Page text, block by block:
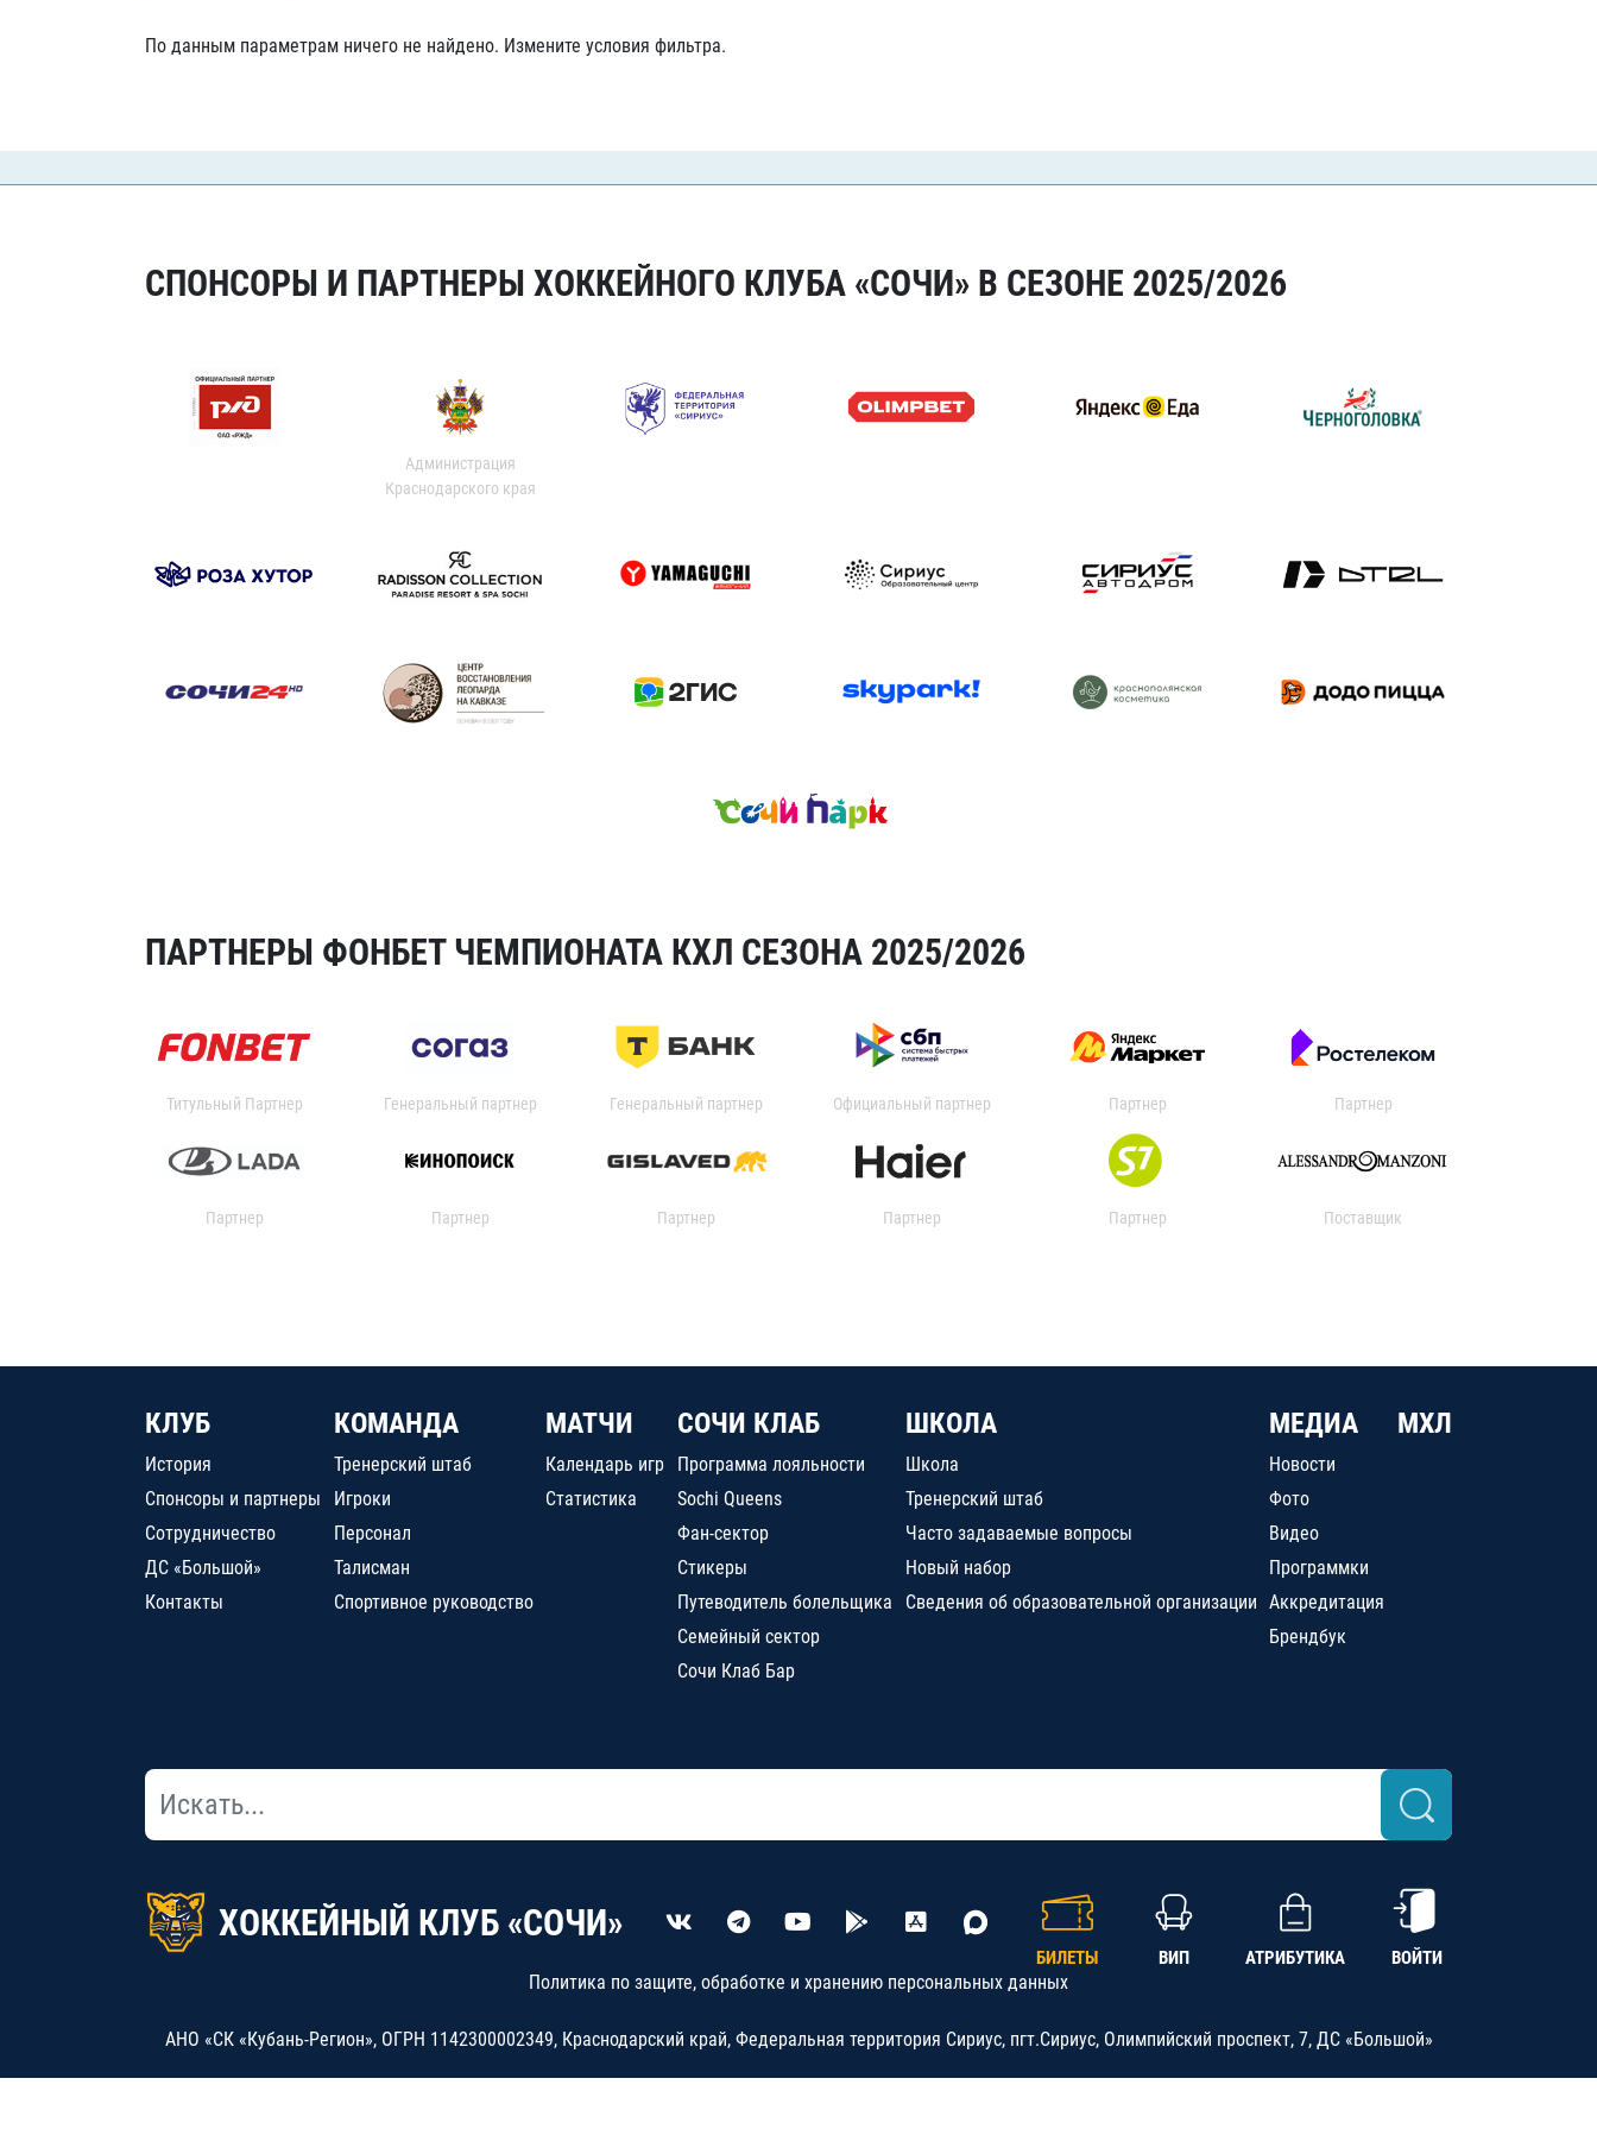
Северсталь Барыс
По данным параметрам ничего не найдено. Измените условия фильтра.
СПОНСОРЫ И ПАРТНЕРЫ ХОККЕЙНОГО КЛУБА «СОЧИ» В СЕЗОНЕ 2025/2026
Администрация
Краснодарского края
ПАРТНЕРЫ ФОНБЕТ ЧЕМПИОНАТА КХЛ СЕЗОНА 2025/2026
Титульный Партнер Генеральный партнер Генеральный партнер Официальный партнер Партнер Партнер
Партнер Партнер Партнер Партнер Партнер Поставщик
КЛУБ
История
Спонсоры и партнеры
Сотрудничество
ДС «Большой»
Контакты
КОМАНДА
Тренерский штаб
Игроки
Персонал
Талисман
Спортивное руководство
МАТЧИ
Календарь игр
Статистика
СОЧИ КЛАБ
Программа лояльности
Sochi Queens
Фан-сектор
Стикеры
Путеводитель болельщика
Семейный сектор
Сочи Клаб Бар
ШКОЛА
Школа
Тренерский штаб
Часто задаваемые вопросы
Новый набор
Сведения об образовательной организации
МЕДИА
Новости
Фото
Видео
Программки
Аккредитация
Брендбук
МХЛ
ХОККЕЙНЫЙ КЛУБ «СОЧИ»
БИЛЕТЫ ВИП АТРИБУТИКА ВОЙТИ
Политика по защите, обработке и хранению персональных данных
АНО «СК «Кубань-Регион», ОГРН 1142300002349, Краснодарский край, Федеральная территория Сириус, пгт.Сириус, Олимпийский проспект, 7, ДС «Большой»